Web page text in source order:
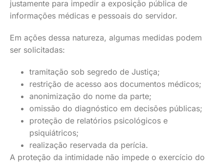
justamente para impedir a exposição pública de
informações médicas e pessoais do servidor.
Em ações dessa natureza, algumas medidas podem
ser solicitadas:
tramitação sob segredo de Justiça;
restrição de acesso aos documentos médicos;
anonimização do nome da parte;
omissão do diagnóstico em decisões públicas;
proteção de relatórios psicológicos e
psiquiátricos;
realização reservada da perícia.
A proteção da intimidade não impede o exercício do